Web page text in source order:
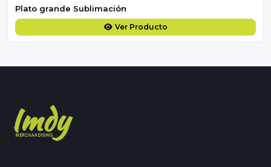
Plato grande Sublimación
Ver Producto